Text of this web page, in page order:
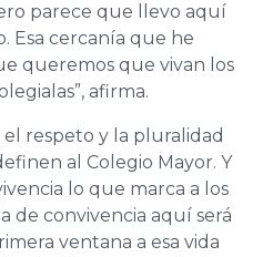
parece que llevo aquí
Esa cercanía que he
queremos que vivan los
afirma.
el respeto y la pluralidad
al Colegio Mayor. Y
lo que marca a los
de convivencia aquí será
ventana a esa vida